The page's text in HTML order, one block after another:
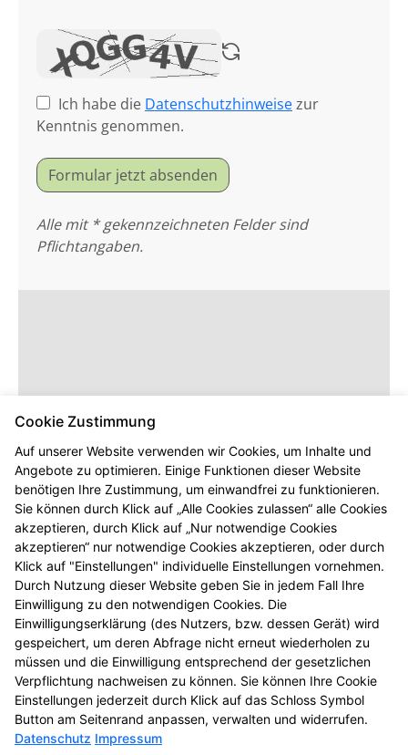
Ich habe die Datenschutzhinweisezur
Kenntnis genommen.
Formular jetzt absenden
Alle mit * gekennzeichneten Felder sind
Pflichtangaben.
Dieser Inhalt wird erst angezeigt,
sobald Sie die entsprechenden Cookies
akzeptieren.
Cookie Zustimmung
Auf unserer Website verwenden wir Cookies, um Inhalte und
Angebote zu optimieren. Einige Funktionen dieser Website
benötigen Ihre Zustimmung, um einwandfrei zu funktionieren.
Sie können durch Klick auf „Alle Cookies zulassen“ alle Cookies
akzeptieren, durch Klick auf „Nur notwendige Cookies
akzeptieren“ nur notwendige Cookies akzeptieren, oder durch
Klick auf "Einstellungen" individuelle Einstellungen vornehmen.
Durch Nutzung dieser Website geben Sie in jedem Fall Ihre
Einwilligung zu den notwendigen Cookies. Die
Einwilligungserklärung (des Nutzers, bzw. dessen Gerät) wird
gespeichert, um deren Abfrage nicht erneut wiederholen zu
müssen und die Einwilligung entsprechend der gesetzlichen
Verpflichtung nachweisen zu können. Sie können Ihre Cookie
Einstellungen jederzeit durch Klick auf das Schloss Symbol
Button am Seitenrand anpassen, verwalten und widerrufen.
Datenschutz Impressum